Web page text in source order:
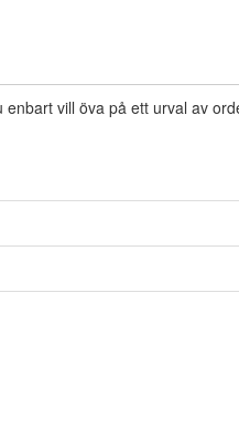
vill öva på ett urval av